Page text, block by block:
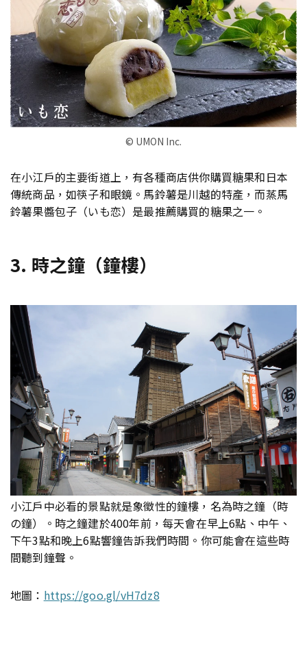
© UMON Inc.
在小江戶的主要街道上，有各種商店供你購買糖果和日本
傳統商品，如筷子和眼鏡。馬鈴薯是川越的特產，而蒸馬
鈴薯果醬包子（いも恋）是最推薦購買的糖果之一。
3. 時之鐘（鐘樓）
小江戶中必看的景點就是象徵性的鐘樓，名為時之鐘（時
の鐘）。時之鐘建於400年前，每天會在早上6點、中午、
下午3點和晚上6點響鐘告訴我們時間。你可能會在這些時
間聽到鐘聲。
地圖： https://goo.gl/vH7dz8